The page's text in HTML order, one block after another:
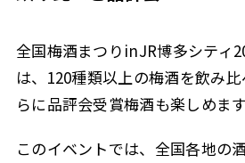
全国梅酒まつりinJR博多シティ
は、120種類以上の梅酒を飲み
らに品評会受賞梅酒も楽しめます
このイベントでは、全国各地の